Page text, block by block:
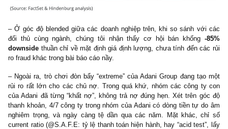
thứ đã bị cấm giao dịch chứng khoán 14 năm vì
công ty con trong tập đoàn của Adani trên đã bị SEBI phạt
giao dịch trong 2 năm. Link:https://tinyurl.com/545x9ywt.
– Ngoài mục đích thao túng giá, các công ty bình phong của
mục đích chuyển lỗ, làm cho earnings của tập đoàn trông đẹp
giấu các khoản nợ vay, chuyển tiền lòng vòng để “tăng vốn ảo”.
tôi đã đi thăm một trong số những công ty đó tại và nhận ra văn
không hoạt động, người liên lạc là Jignesh Desai, sau khi đào
kiểm tra ID thông qua số điện thoại, chúng tôi phát hiện ra